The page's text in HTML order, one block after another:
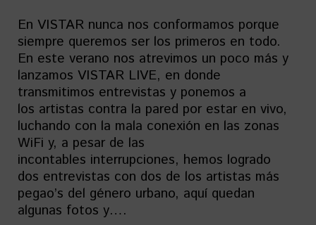
En VISTAR nunca nos conformamos porque
siempre queremos ser los primeros en todo.
En este verano nos atrevimos un poco más y
lanzamos VISTAR LIVE, en donde
transmitimos entrevistas y ponemos a
los artistas contra la pared por estar en vivo,
luchando con la mala conexión en las zonas
WiFi y, a pesar de las
incontables interrupciones, hemos logrado
dos entrevistas con dos de los artistas más
pegao’s del género urbano, aquí quedan
algunas fotos y….